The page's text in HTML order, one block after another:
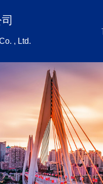
, Ltd.